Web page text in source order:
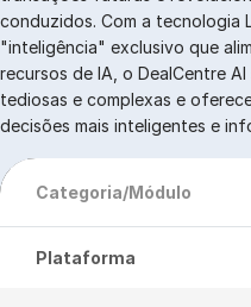
conduzidos. Com a tecnologia
"inteligência" exclusivo que
recursos de IA, o DealCentre
tediosas e complexas e
decisões mais inteligentes e
Categoria/Módulo
Plataforma